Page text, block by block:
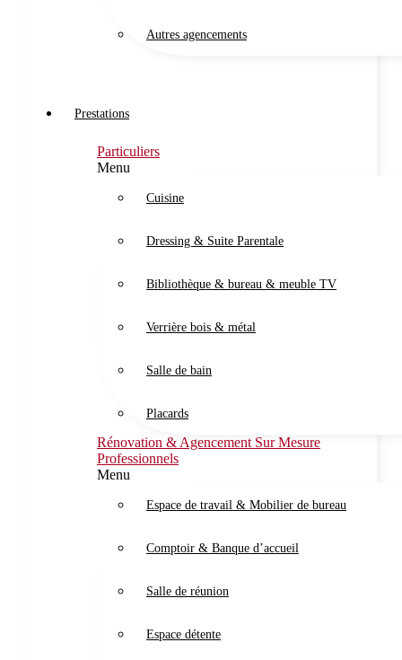
Autres agencements
Prestations
Particuliers
Menu
Cuisine
Dressing & Suite Parentale
Bibliothèque & bureau & meuble TV
Verrière bois & métal
Salle de bain
Placards
Rénovation & Agencement Sur Mesure
Professionnels
Menu
Espace de travail & Mobilier de bureau
Comptoir & Banque d’accueil
Salle de réunion
Espace détente